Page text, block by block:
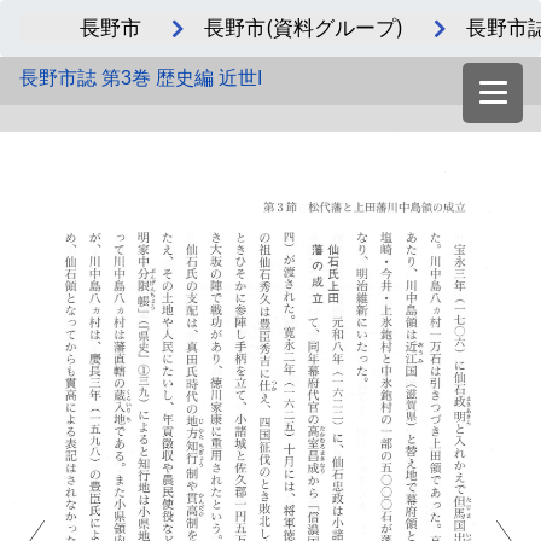
長野市 長野市(資料グループ) 長野